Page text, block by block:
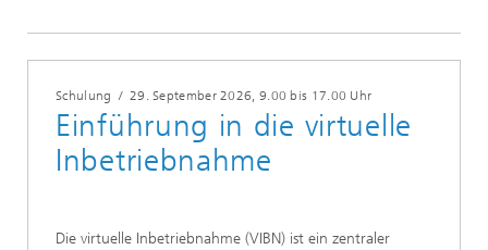
Schulung / 29. September 2026, 9.00 bis 17.00 Uhr
Einführung in die virtuelle
Inbetriebnahme
Die virtuelle Inbetriebnahme (VIBN) ist ein zentraler